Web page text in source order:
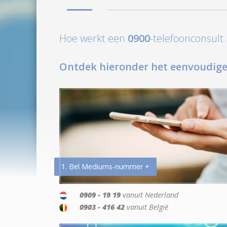
Hoe werkt een 0900-
Ontdek hieronder het
1. Bel Mediums-nummer +
0909 - 19 19 vanuit Nederland
0903 - 416 42 vanuit België